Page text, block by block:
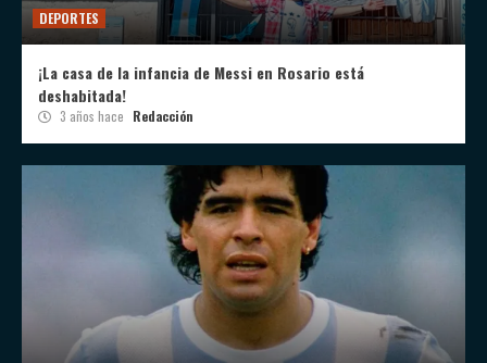
DEPORTES
¡La casa de la infancia de Messi en Rosario está
deshabitada!
3 años hace Redacción